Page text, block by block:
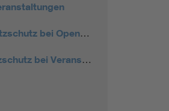
Weiterbildung Blitzschutz bei Open-Air-Veranstaltungen
Pilotseminar Blitzschutz bei Veranstaltungen